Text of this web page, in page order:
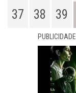
37
38 39
PUBLICIDADE